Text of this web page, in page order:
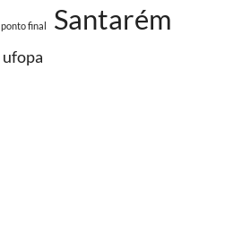
ponto final Santarém
ufopa